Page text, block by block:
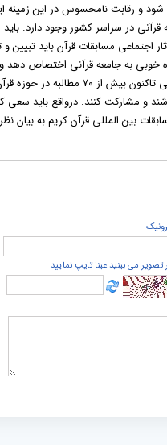
و رقابت نامحسوس در این زمینه
دارد، اظهار کرد: تقریبا ۴ هزار موسسه قرآنی در
آثار اجتماعی مسابقات قرآن باید
خوبی به جامعه قرآنی اختصاص دهد
قرآنی را بشناسند. وی با بیان اینکه
و مشارکت کنند. درواقع باید سعی
بین المللی قرآن کریم به بیان
تصویر می بینید عینا تایپ نمایید